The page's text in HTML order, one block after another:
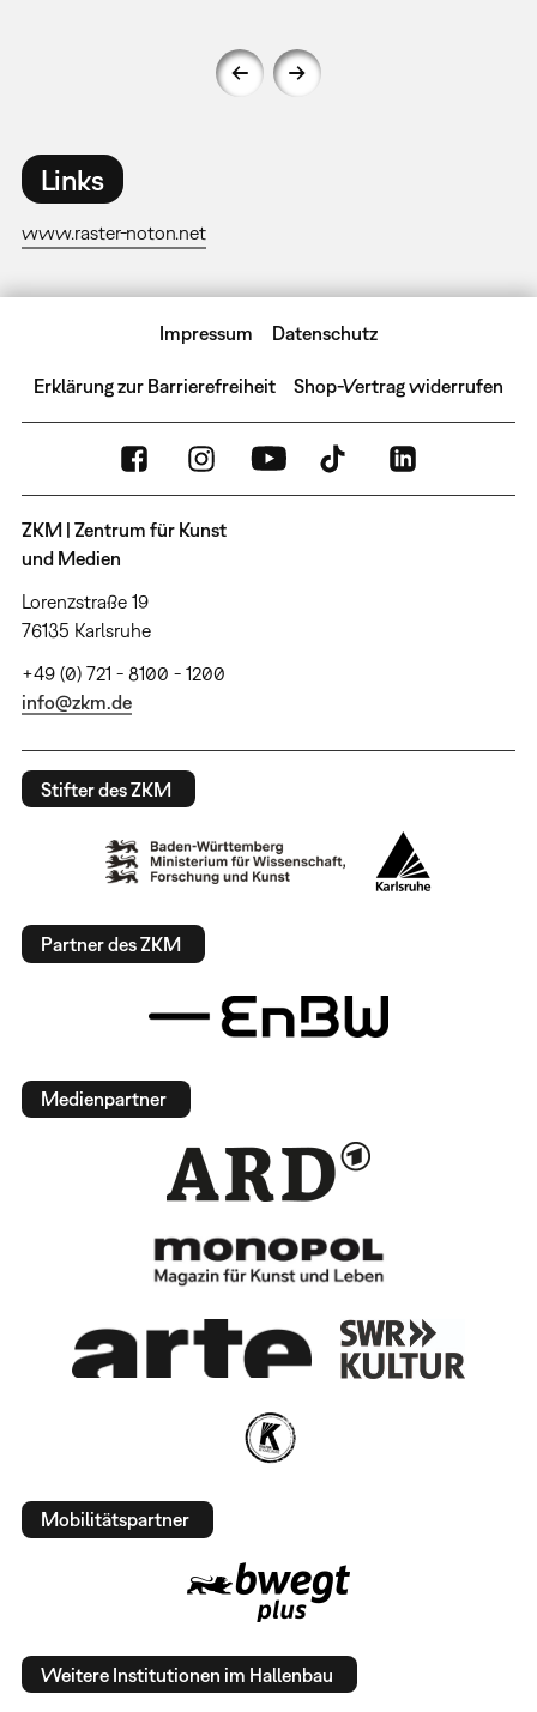
Links
www.raster-noton.net
Impressum Datenschutz
Erklärung zur Barrierefreiheit Shop-Vertrag widerrufen
ZKM | Zentrum für Kunst
und Medien
Lorenzstraße 19
76135 Karlsruhe
+49 (0) 721 - 8100 - 1200
info@zkm.de
Stifter des ZKM
Partner des ZKM
Medienpartner
Mobilitätspartner
Weitere Institutionen im Hallenbau